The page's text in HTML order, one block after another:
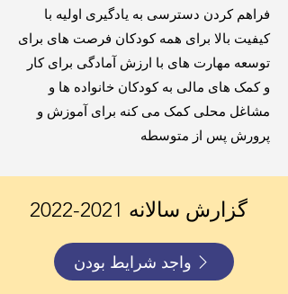
فراهم کردن دسترسی به یادگیری اولیه با
کیفیت بالا برای همه کودکان فرصت های برای
توسعه مهارت های با ارزش آمادگی برای کار
و کمک های مالی به کودکان خانواده ها و
مشاغل محلی کمک می کنه برای آموزش و
پرورش پس از متوسطه
گزارش سالانه 2021-2022
واجد شرایط بودن